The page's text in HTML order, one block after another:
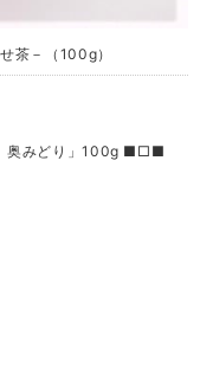
茶－（100g）
奥みどり」100g ■□■